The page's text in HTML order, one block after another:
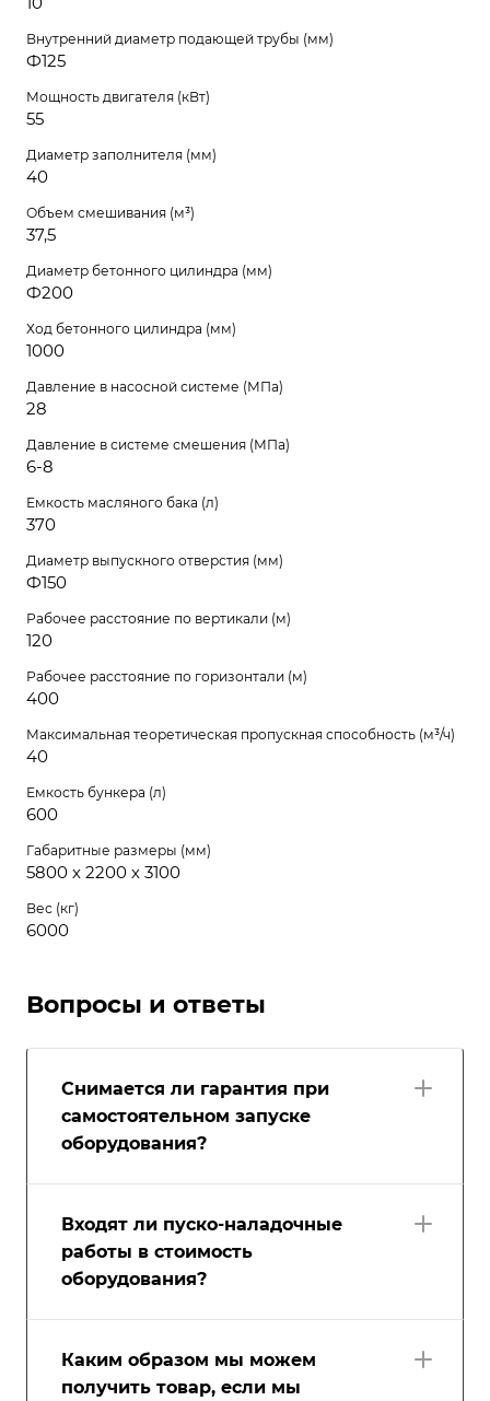
Внутренний диаметр подающей трубы (мм)
Ф125
Мощность двигателя (кВт)
55
Диаметр заполнителя (мм)
40
Объем смешивания (м³)
37,5
Диаметр бетонного цилиндра (мм)
Ф200
Ход бетонного цилиндра (мм)
1000
Давление в насосной системе (МПа)
28
Давление в системе смешения (МПа)
6-8
Емкость масляного бака (л)
370
Диаметр выпускного отверстия (мм)
Ф150
Рабочее расстояние по вертикали (м)
120
Рабочее расстояние по горизонтали (м)
400
Максимальная теоретическая пропускная способность (м³/ч)
40
Емкость бункера (л)
600
Габаритные размеры (мм)
5800 х 2200 х 3100
Вес (кг)
6000
Вопросы и ответы
Снимается ли гарантия при
самостоятельном запуске
оборудования?
Входят ли пуско-наладочные
работы в стоимость
оборудования?
Каким образом мы можем
получить товар, если мы